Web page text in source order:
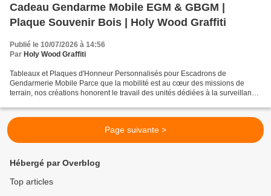
Cadeau Gendarme Mobile EGM & GBGM |
Plaque Souvenir Bois | Holy Wood Graffiti
Publié le 10/07/2026 à 14:56
Par Holy Wood Graffiti
Tableaux et Plaques d'Honneur Personnalisés pour Escadrons de
Gendarmerie Mobile Parce que la mobilité est au cœur des missions de
terrain, nos créations honorent le travail des unités dédiées à la surveillance
Page suivante >
Hébergé par Overblog
Top articles